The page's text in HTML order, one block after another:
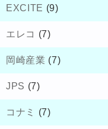
EXCITE (9)
エレコ (7)
岡崎産業 (7)
JPS (7)
コナミ (7)